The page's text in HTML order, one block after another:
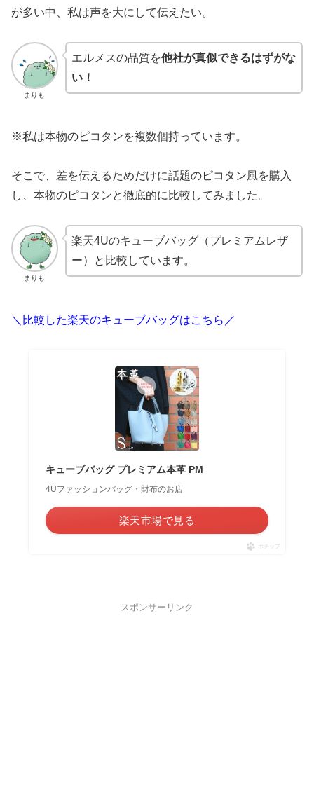
が多い中、私は声を大にして伝えたい。
まりも
エルメスの品質を他社が真似できるはずがな
い！
※私は本物のピコタンを複数個持っています。
そこで、差を伝えるためだけに話題のピコタン風を購入
し、本物のピコタンと徹底的に比較してみました。
まりも
楽天4Uのキューブバッグ（プレミアムレザ
ー）と比較しています。
＼比較した楽天のキューブバッグはこちら／
キューブバッグ プレミアム本革 PM
4Uファッションバッグ・財布のお店
楽天市場で見る
ポチップ
スポンサーリンク